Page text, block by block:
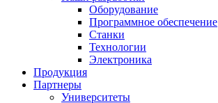
Оборудование
Программное обеспечение
Станки
Технологии
Электроника
Продукция
Партнеры
Университеты